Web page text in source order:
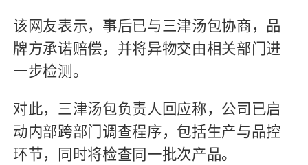
该网友表示，事后已与三津汤包协商，品
牌方承诺赔偿，并将异物交由相关部门进
一步检测。
对此，三津汤包负责人回应称，公司已启
动内部跨部门调查程序，包括生产与品控
环节，同时将检查同一批次产品。